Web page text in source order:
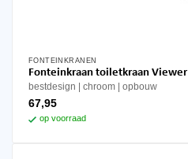
FONTEINKRANEN
Fonteinkraan toiletkraan Viewer
bestdesign chroom opbouw
67,95
op voorraad